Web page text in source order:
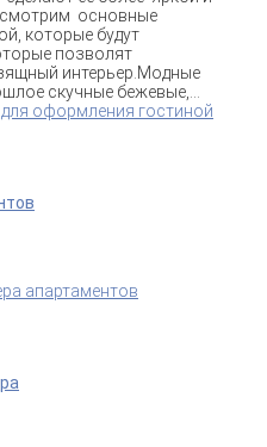
основные
которые будут
позволят
интерьер.Модные
скучные бежевые,...
оформления гостиной
апартаментов